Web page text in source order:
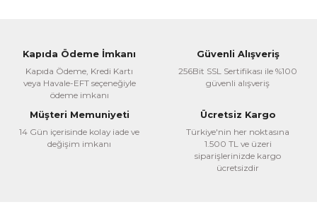
Ürün açıklamasında eksik bilgiler bulunuyor.
Ürün bilgilerinde hatalar bulunuyor.
Ürün fiyatı diğer sitelerden daha pahalı.
Bu ürüne benzer farklı alternatifler olmalı.
Kapıda Ödeme İmkanı
Kapıda Ödeme, Kredi Kartı
veya Havale-EFT seçeneğiyle
ödeme imkanı
Güvenli Alışveriş
256Bit SSL Sertifikası ile %100
güvenli alışveriş
Müşteri Memuniyeti
14 Gün içerisinde kolay iade ve
değişim imkanı
Ücretsiz Kargo
Türkiye'nin her noktasına
1.500 TL ve üzeri
siparişlerinizde kargo
ücretsizdir